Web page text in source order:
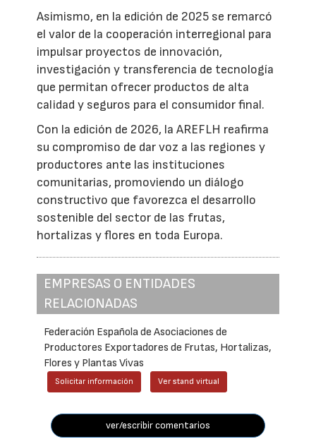
Asimismo, en la edición de 2025 se remarcó
el valor de la cooperación interregional para
impulsar proyectos de innovación,
investigación y transferencia de tecnología
que permitan ofrecer productos de alta
calidad y seguros para el consumidor final.
Con la edición de 2026, la AREFLH reafirma
su compromiso de dar voz a las regiones y
productores ante las instituciones
comunitarias, promoviendo un diálogo
constructivo que favorezca el desarrollo
sostenible del sector de las frutas,
hortalizas y flores en toda Europa.
EMPRESAS O ENTIDADES
RELACIONADAS
Federación Española de Asociaciones de
Productores Exportadores de Frutas, Hortalizas,
Flores y Plantas Vivas
Solicitar información Ver stand virtual
ver/escribir comentarios